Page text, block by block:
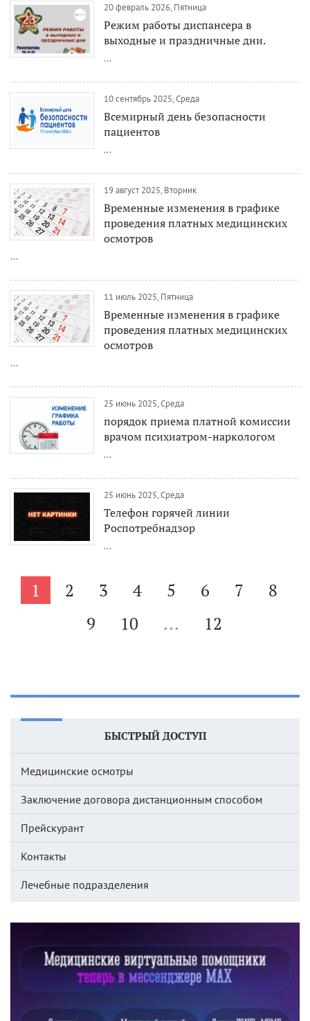
20 февраль 2026, Пятница
Режим работы диспансера в
выходные и праздничные дни.
...
10 сентябрь 2025, Среда
Всемирный день безопасности
пациентов
...
19 август 2025, Вторник
Временные изменения в графике
проведения платных медицинских
осмотров
...
11 июль 2025, Пятница
Временные изменения в графике
проведения платных медицинских
осмотров
...
25 июнь 2025, Среда
порядок приема платной комиссии
врачом психиатром-наркологом
...
25 июнь 2025, Среда
Телефон горячей линии
Роспотребнадзор
...
1 2 3 4 5 6 7
8
9
10 ... 12
БЫСТРЫЙ ДОСТУП
Медицинские осмотры
Заключение договора дистанционным способом
Прейскурант
Контакты
Лечебные подразделения